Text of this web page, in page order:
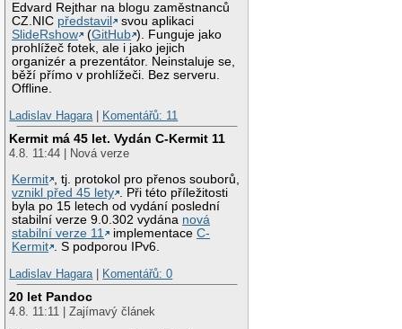
Edvard Rejthar na blogu zaměstnanců
CZ.NIC představil
svou aplikaci
SlideRshow
(GitHub ). Funguje jako
prohlížeč fotek, ale i jako jejich
organizér a prezentátor. Neinstaluje se,
běží přímo v prohlížeči. Bez serveru.
Offline.
Ladislav Hagara | Komentářů: 11
Kermit má 45 let. Vydán C-Kermit 11
4.8. 11:44 | Nová verze
Kermit , tj. protokol pro přenos souborů,
vznikl před 45 lety . Při této příležitosti
byla po 15 letech od vydání poslední
stabilní verze 9.0.302 vydána nová
stabilní verze 11
implementaceC-
Kermit . S podporou IPv6.
Ladislav Hagara | Komentářů: 0
20 let Pandoc
4.8. 11:11 | Zajímavý článek